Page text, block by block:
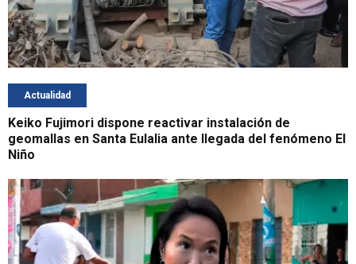
Actualidad
Keiko Fujimori dispone reactivar instalación de
geomallas en Santa Eulalia ante llegada del fenómeno El
Niño